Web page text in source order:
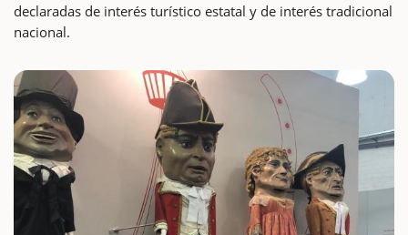
declaradas de interés turístico estatal y de interés tradicional
nacional.